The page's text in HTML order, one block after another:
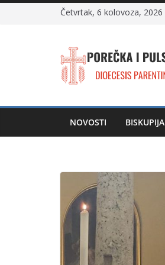
Četvrtak, 6 kolovoza, 2026
NOVOSTI BISKUPIJA